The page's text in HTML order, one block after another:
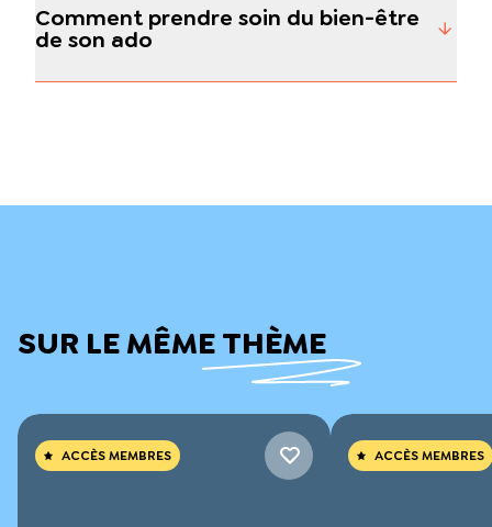
Comment prendre soin du bien-être
de son ado
SUR LE MÊME THÈME
ACCÈS MEMBRES ACCÈS MEMBRES